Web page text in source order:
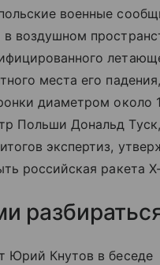
военные
воздушном
места его падения,
диаметром около
Польши Дональд Туск,
экспертиз,
российская ракета Х-
Юрий Кнутов в беседе